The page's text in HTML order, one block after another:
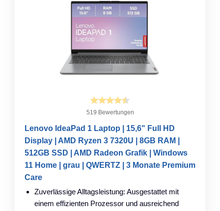
519 Bewertungen
Lenovo IdeaPad 1 Laptop | 15,6" Full HD
Display | AMD Ryzen 3 7320U | 8GB RAM |
512GB SSD | AMD Radeon Grafik | Windows
11 Home | grau | QWERTZ | 3 Monate Premium
Care
Zuverlässige Alltagsleistung: Ausgestattet mit
einem effizienten Prozessor und ausreichend